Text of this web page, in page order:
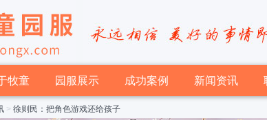
牧童 园服展示 成功案例 新闻资讯
> 徐则民：把角色游戏还给孩子